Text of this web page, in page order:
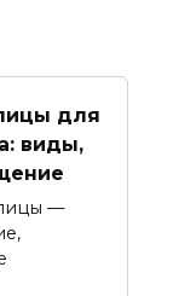
для
виды,
—